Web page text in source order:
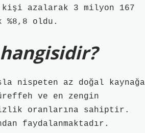
azalarak 3 milyon 167
oldu.
nispeten az doğal kaynağa
ve en zengin
oranlarına sahiptir.
faydalanmaktadır.